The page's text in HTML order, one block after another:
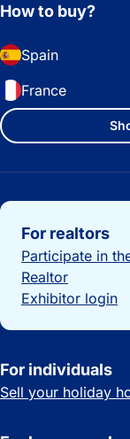
How to buy?
Spain
France
Important links
For realtors
Participate in
Realtor
Exhibitor login
For individuals
Sell your holiday